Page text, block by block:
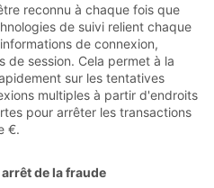
reconnu à chaque fois que
de suivi relient chaque
de connexion,
session. Cela permet à la
sur les tentatives
multiples à partir d'endroits
pour arrêter les transactions
€.
de la fraude